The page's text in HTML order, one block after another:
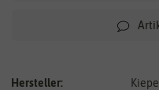
Hersteller: